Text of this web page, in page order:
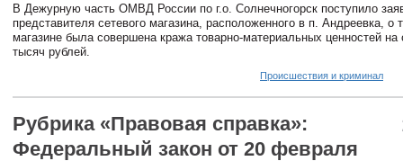
В Дежурную часть ОМВД России по г.о. Солнечногорск поступило
представителя сетевого магазина, расположенного в п. Андреевка, о
магазине была совершена кража товарно-материальных ценностей
тысяч рублей.
Происшествия и криминал
Рубрика «Правовая справка»:
Федеральный закон от 20 февраля